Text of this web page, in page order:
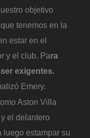
objetivo
tenemos en la
estar en el
y el club. Para
exigentes.
Emery.
Aston Villa
el delantero
luego estampar su